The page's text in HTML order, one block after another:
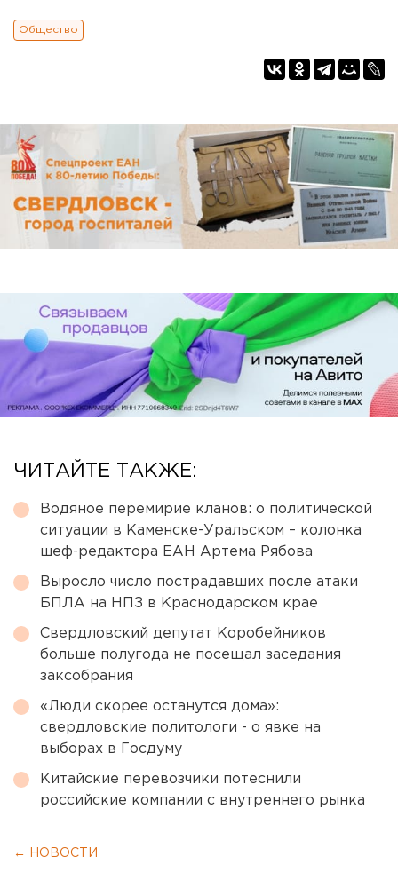
Общество
ЧИТАЙТЕ ТАКЖЕ:
Водяное перемирие кланов: о политической
ситуации в Каменске-Уральском – колонка
шеф-редактора ЕАН Артема Рябова
Выросло число пострадавших после атаки
БПЛА на НПЗ в Краснодарском крае
Свердловский депутат Коробейников
больше полугода не посещал заседания
заксобрания
«Люди скорее останутся дома»:
свердловские политологи - о явке на
выборах в Госдуму
Китайские перевозчики потеснили
российские компании с внутреннего рынка
← НОВОСТИ